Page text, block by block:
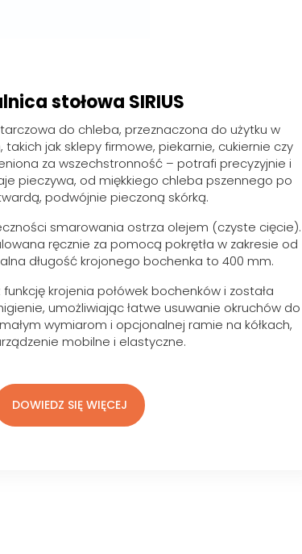
stołowa SIRIUS
do chleba, przeznaczona do użytku w
jak sklepy firmowe, piekarnie, cukiernie czy
za wszechstronność – potrafi precyzyjnie i
pieczywa, od miękkiego chleba pszennego po
podwójnie pieczoną skórką.
smarowania ostrza olejem (czyste cięcie).
ręcznie za pomocą pokrętła w zakresie od
długość krojonego bochenka to 400 mm.
funkcję krojenia połówek bochenków i została
umożliwiając łatwe usuwanie okruchów do
wymiarom i opcjonalnej ramie na kółkach,
mobilne i elastyczne.
DOWIEDZ SIĘ WIĘCEJ